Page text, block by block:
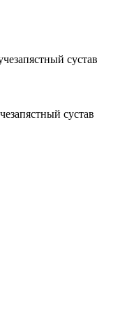
сустав
сустав